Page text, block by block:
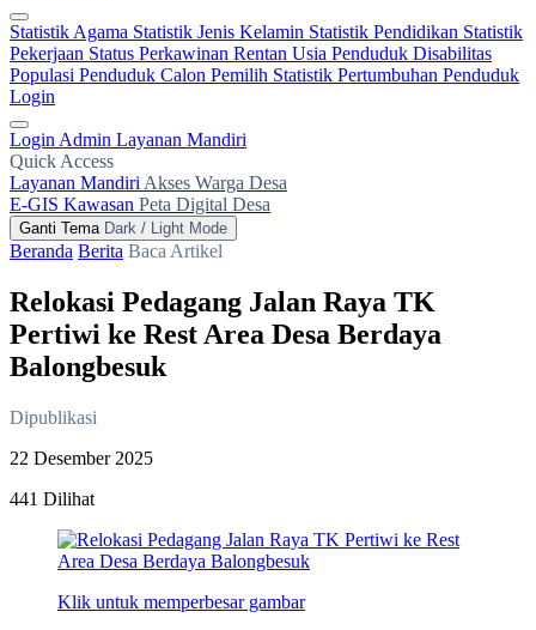
Statistik Agama Statistik Jenis Kelamin Statistik Pendidikan Statistik
Pekerjaan Status Perkawinan Rentan Usia Penduduk Disabilitas
Populasi Penduduk Calon Pemilih Statistik Pertumbuhan Penduduk
Login
Login Admin Layanan Mandiri
Quick Access
Layanan Mandiri Akses Warga Desa
E-GIS Kawasan Peta Digital Desa
Ganti Tema Dark / Light Mode
Beranda Berita Baca Artikel
Relokasi Pedagang Jalan Raya TK
Pertiwi ke Rest Area Desa Berdaya
Balongbesuk
Dipublikasi
22 Desember 2025
441 Dilihat
Klik untuk memperbesar gambar